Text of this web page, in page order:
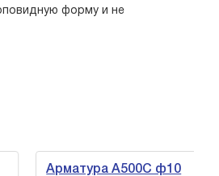
форму и не
Арматура А500С ф10